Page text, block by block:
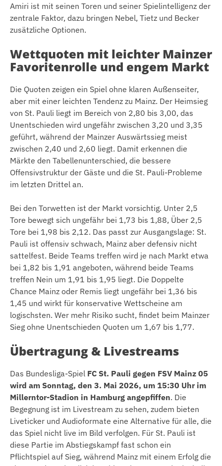
Amiri ist mit seinen Toren und seiner Spielintelligenz der
zentrale Faktor, dazu bringen Nebel, Tietz und Becker
zusätzliche Optionen.
Wettquoten mit leichter Mainzer
Favoritenrolle und engem Markt
Die Quoten zeigen ein Spiel ohne klaren Außenseiter,
aber mit einer leichten Tendenz zu Mainz. Der Heimsieg
von St. Pauli liegt im Bereich von 2,80 bis 3,00, das
Unentschieden wird ungefähr zwischen 3,20 und 3,35
geführt, während der Mainzer Auswärtssieg meist
zwischen 2,40 und 2,60 liegt. Damit erkennen die
Märkte den Tabellenunterschied, die bessere
Offensivstruktur der Gäste und die St. Pauli-Probleme
im letzten Drittel an.
Bei den Torwetten ist der Markt vorsichtig. Unter 2,5
Tore bewegt sich ungefähr bei 1,73 bis 1,88, Über 2,5
Tore bei 1,98 bis 2,12. Das passt zur Ausgangslage: St.
Pauli ist offensiv schwach, Mainz aber defensiv nicht
sattelfest. Beide Teams treffen wird je nach Markt etwa
bei 1,82 bis 1,91 angeboten, während beide Teams
treffen Nein um 1,91 bis 1,95 liegt. Die Doppelte
Chance Mainz oder Remis liegt ungefähr bei 1,36 bis
1,45 und wirkt für konservative Wettscheine am
logischsten. Wer mehr Risiko sucht, findet beim Mainzer
Sieg ohne Unentschieden Quoten um 1,67 bis 1,77.
Übertragung & Livestreams
Das Bundesliga-Spiel FC St. Pauli gegen FSV Mainz 05
wird am Sonntag, den 3. Mai 2026, um 15:30 Uhr im
Millerntor-Stadion in Hamburg angepfiffen. Die
Begegnung ist im Livestream zu sehen, zudem bieten
Liveticker und Audioformate eine Alternative für alle, die
das Spiel nicht live im Bild verfolgen. Für St. Pauli ist
diese Partie im Abstiegskampf fast schon ein
Pflichtspiel auf Sieg, während Mainz mit einem Erfolg die